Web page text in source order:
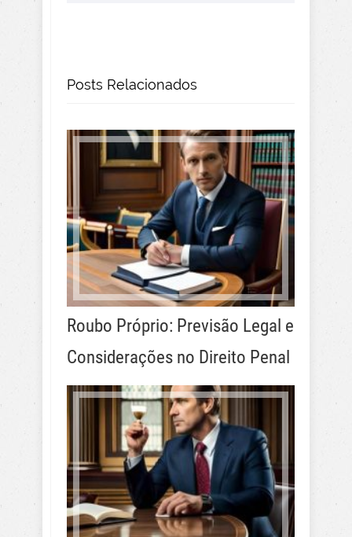
Posts Relacionados
Roubo Próprio: Previsão Legal e
Considerações no Direito Penal